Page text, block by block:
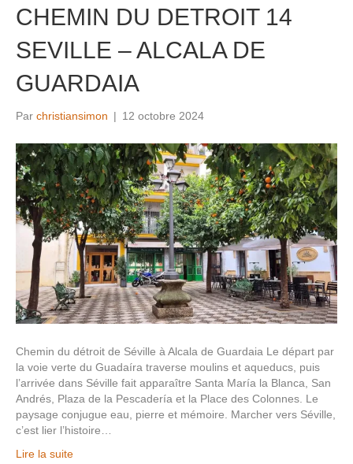
CHEMIN DU DETROIT 14
SEVILLE – ALCALA DE
GUARDAIA
Par christiansimon | 12 octobre 2024
Chemin du détroit de Séville à Alcala de Guardaia Le départ par
la voie verte du Guadaíra traverse moulins et aqueducs, puis
l’arrivée dans Séville fait apparaître Santa María la Blanca, San
Andrés, Plaza de la Pescadería et la Place des Colonnes. Le
paysage conjugue eau, pierre et mémoire. Marcher vers Séville,
c’est lier l’histoire…
Lire la suite